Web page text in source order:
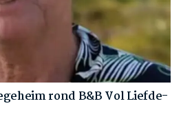
rond B&B Vol Liefde-